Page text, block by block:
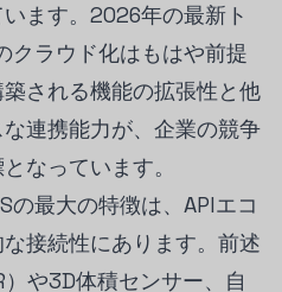
ます。2026年の最新ト
クラウド化はもはや前提
される機能の拡張性と他
連携能力が、企業の競争
なっています。
の最大の特徴は、APIエコ
接続性にあります。前述
や3D体積センサー、自